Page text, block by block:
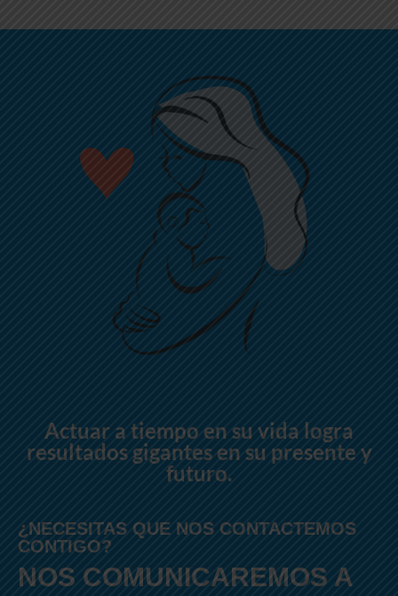
Actuar a tiempo en su vida logra
resultados gigantes en su presente y
futuro.
¿NECESITAS QUE NOS CONTACTEMOS
CONTIGO?
NOS COMUNICAREMOS A